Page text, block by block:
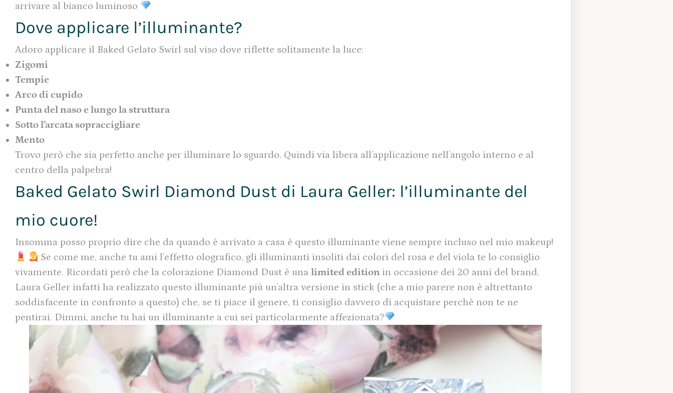
arrivare al bianco luminoso
Dove applicare l’illuminante?
Adoro applicare il Baked Gelato Swirl sul viso dove riflette solitamente la luce:
Zigomi
Tempie
Arco di cupido
Punta del naso e lungo la struttura
Sotto l’arcata sopraccigliare
Mento
Trovo però che sia perfetto anche per illuminare lo sguardo. Quindi via libera all’applicazione nell’angolo interno e al
centro della palpebra!
Baked Gelato Swirl Diamond Dust di Laura Geller: l’illuminante del
mio cuore!
Insomma posso proprio dire che da quando è arrivato a casa è questo illuminante viene sempre incluso nel mio makeup!
Se come me, anche tu ami l’effetto olografico, gli illuminanti insoliti dai colori del rosa e del viola te lo consiglio
vivamente. Ricordati però che la colorazione Diamond Dust è una limited edition in occasione dei 20 anni del brand.
Laura Geller infatti ha realizzato questo illuminante più un’altra versione in stick (che a mio parere non è altrettanto
soddisfacente in confronto a questo) che, se ti piace il genere, ti consiglio davvero di acquistare perchè non te ne
pentirai. Dimmi, anche tu hai un illuminante a cui sei particolarmente affezionata?